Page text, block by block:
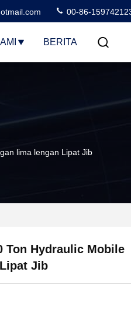
00-86-
BERITA
lima lengan Lipat Jib
Ton Hydraulic Mobile
Jib